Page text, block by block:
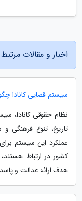
اخبار و مقالات مرتبط
سیستم قضایی کانادا
نظام حقوقی کانادا،
تاریخ، تنوع فرهنگی
عملکرد این سیستم
کشور در ارتباط
هدف ارائه عدالت و